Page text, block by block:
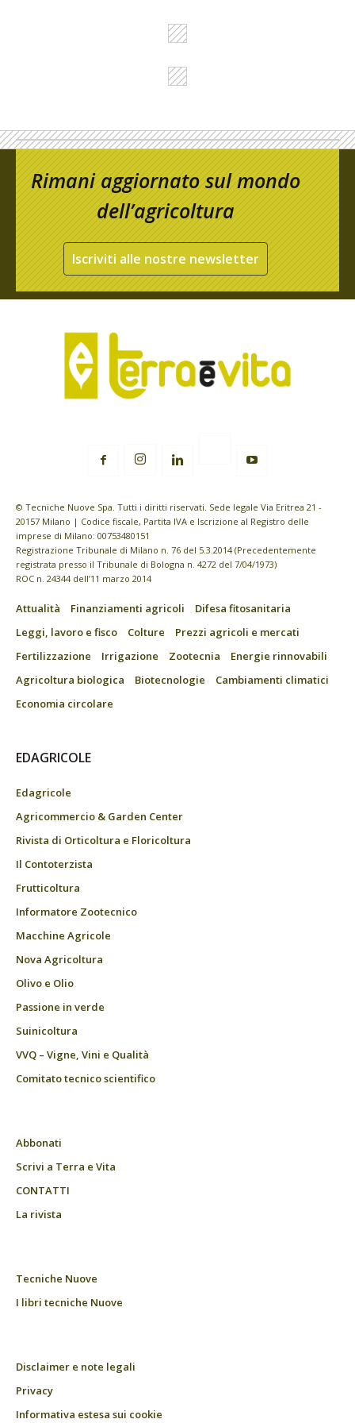
Rimani aggiornato sul mondo
dell’agricoltura
Iscriviti alle nostre newsletter
© Tecniche Nuove Spa. Tutti i diritti riservati. Sede legale Via Eritrea 21 -
20157 Milano | Codice fiscale, Partita IVA e Iscrizione al Registro delle
imprese di Milano: 00753480151
Registrazione Tribunale di Milano n. 76 del 5.3.2014 (Precedentemente
registrata presso il Tribunale di Bologna n. 4272 del 7/04/1973)
ROC n. 24344 dell’11 marzo 2014
Attualità Finanziamenti agricoli
Difesa fitosanitaria
Leggi, lavoro e fisco
Colture
Prezzi agricoli e mercati
Fertilizzazione
Irrigazione Zootecnia
Energie rinnovabili
Agricoltura biologica
Biotecnologie
Cambiamenti climatici
Economia circolare
EDAGRICOLE
Edagricole
Agricommercio & Garden Center
Rivista di Orticoltura e Floricoltura
Il Contoterzista
Frutticoltura
Informatore Zootecnico
Macchine Agricole
Nova Agricoltura
Olivo e Olio
Passione in verde
Suinicoltura
VVQ – Vigne, Vini e Qualità
Comitato tecnico scientifico
Abbonati
Scrivi a Terra e Vita
CONTATTI
La rivista
Tecniche Nuove
I libri tecniche Nuove
Disclaimer e note legali
Privacy
Informativa estesa sui cookie